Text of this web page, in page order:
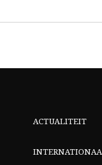
ACTUALITEIT